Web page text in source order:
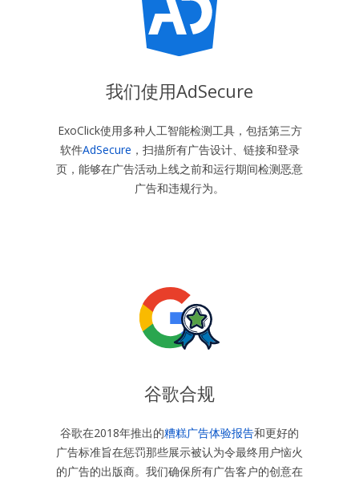
我们使用AdSecure
ExoClick使用多种人工智能检测工具，包括第三方
软件AdSecure ，扫描所有广告设计、链接和登录
页，能够在广告活动上线之前和运行期间检测恶意
广告和违规行为。
谷歌合规
谷歌在2018年推出的糟糕广告体验报告和更好的
广告标准旨在惩罚那些展示被认为令最终用户恼火
的广告的出版商。我们确保所有广告客户的创意在